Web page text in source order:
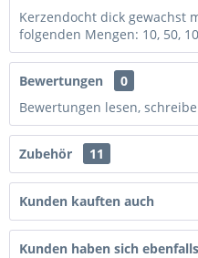
Kerzendocht dick gewachst
folgenden Mengen: 10, 50,
Bewertungen
0
Bewertungen lesen,
Zubehör 11
Kunden kauften auch
Kunden haben sich